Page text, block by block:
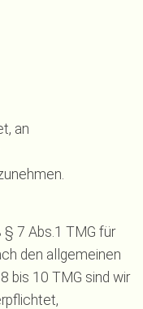
an
7 Abs.1 TMG für
den allgemeinen
bis 10 TMG sind wir